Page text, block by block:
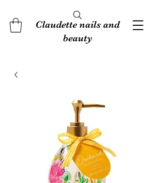
Claudette nails and
beauty